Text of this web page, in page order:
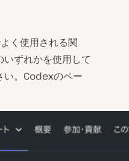
く使用される関
ずれかを使用して
い。Codexのペー